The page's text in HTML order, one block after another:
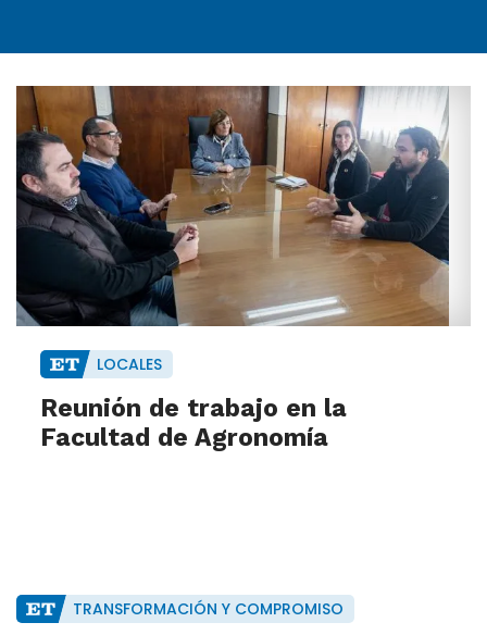
LOCALES
Reunión de trabajo en la
Facultad de Agronomía
TRANSFORMACIÓN Y COMPROMISO